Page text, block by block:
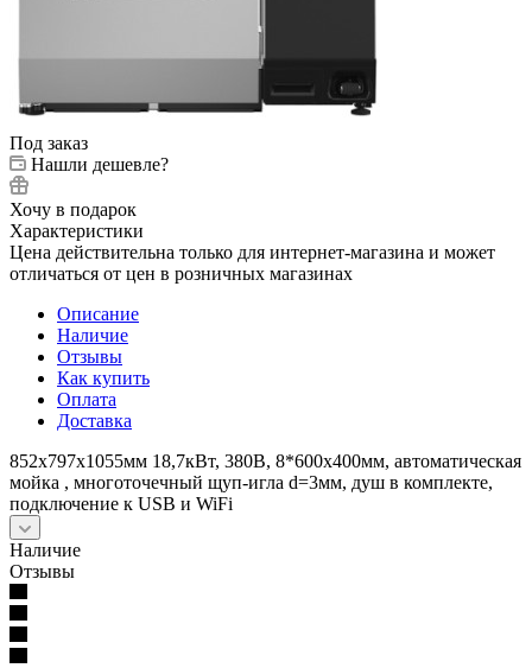
Под заказ
Нашли дешевле?
Хочу в подарок
Характеристики
Цена действительна только для интернет-магазина и может
отличаться от цен в розничных магазинах
Описание
Наличие
Отзывы
Как купить
Оплата
Доставка
852x797x1055мм 18,7кВт, 380В, 8*600x400мм, автоматическая
мойка , многоточечный щуп-игла d=3мм, душ в комплекте,
подключение к USB и WiFi
Наличие
Отзывы